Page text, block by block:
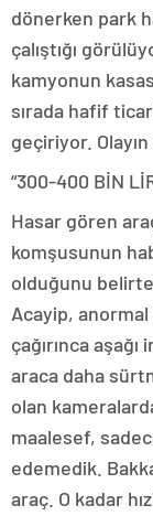
dönerken park
çalıştığı
kamyonun
sırada hafif
geçiriyor.
“300-400 BİN
Hasar gören
komşusunun
olduğunu
Acayip,
çağırınca
araca daha
olan
maalesef,
edemedik.
araç. O kadar